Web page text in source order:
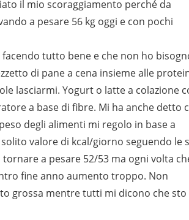
il mio scoraggiamento perché da
a pesare 56 kg oggi e con pochi
tutto bene e che non ho
di pane a cena insieme alle
lasciarmi. Yogurt o latte a colazione
a base di fibre. Mi ha anche detto
degli alimenti mi regolo in base a
valore di kcal/giorno seguendo le
a pesare 52/53 ma ogni volta
fine anno aumento troppo. Non
grossa mentre tutti mi dicono che sto